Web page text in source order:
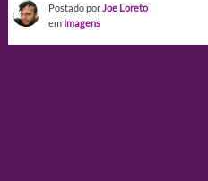
Postado por Joe Loreto
em Imagens